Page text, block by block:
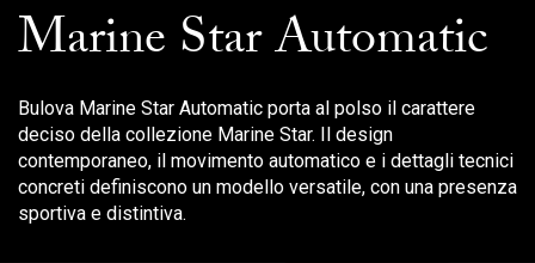
Marine Star Automatic
Bulova Marine Star Automatic porta al polso il carattere
deciso della collezione Marine Star. Il design
contemporaneo, il movimento automatico e i dettagli tecnici
concreti definiscono un modello versatile, con una presenza
sportiva e distintiva.